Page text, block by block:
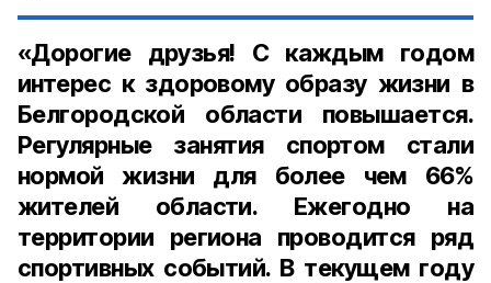
«Дорогие друзья! С каждым годом
интерес к здоровому образу жизни в
Белгородской области повышается.
Регулярные занятия спортом стали
нормой жизни для более чем 66%
жителей области. Ежегодно на
территории региона проводится ряд
спортивных событий. В текущем году